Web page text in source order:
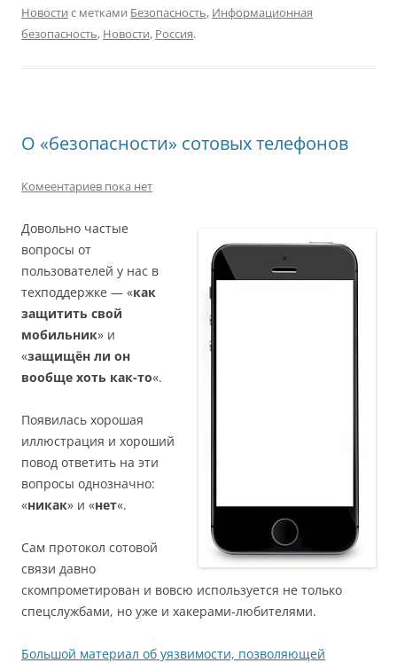
Новости с метками Безопасность, Информационная
безопасность, Новости, Россия.
О «безопасности» сотовых телефонов
Комеентариев пока нет
Довольно частые
вопросы от
пользователей у нас в
техподдержке — «как
защитить свой
мобильник» и
«защищён ли он
вообще хоть как-то«.
Появилась хорошая
иллюстрация и хороший
повод ответить на эти
вопросы однозначно:
«никак» и «нет«.
Сам протокол сотовой
связи давно
скомпрометирован и вовсю используется не только
спецслужбами, но уже и хакерами-любителями.
Большой материал об уязвимости, позволяющей